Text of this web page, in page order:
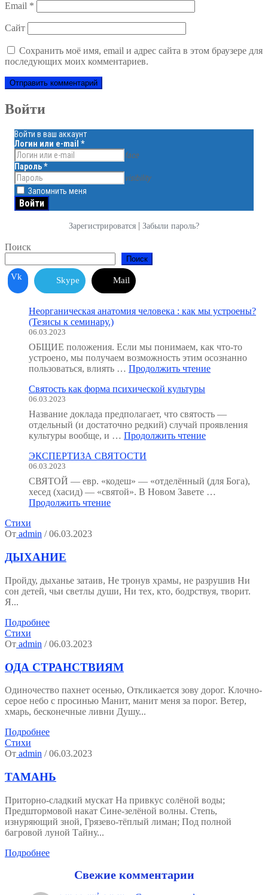
Email *
Сайт
Сохранить моё имя, email и адрес сайта в этом браузере для
последующих моих комментариев.
Войти
Войти в ваш аккаунт
Логин или e-mail *
face
Пароль*
visibility
Запомнить меня
Зарегистрироватся | Забыли пароль?
Поиск
Поиск
Vk Skype Mail
Неорганическая анатомия человека : как мы устроены?
(Тезисы к семинару.)
06.03.2023
ОБЩИЕ положения. Если мы понимаем, как что-то
устроено, мы получаем возможность этим осознанно
пользоваться, влиять … Продолжить чтение
как
мы
Святость как форма психической культуры
06.03.2023
Название доклада предполагает, что святость —
отдельный (и достаточно редкий) случай проявления
культуры вообще, и … Продолжить чтение"Святость
культуры"
ЭКСПЕРТИЗА СВЯТОСТИ
06.03.2023
СВЯТОЙ — евр. «кодеш» — «отделённый (для Бога),
хесед (хасид) — «святой». В Новом Завете …
Продолжить чтение"ЭКСПЕРТИЗА
Стихи
От admin / 06.03.2023
ДЫХАНИЕ
Пройду, дыханье затаив, Не тронув храмы, не разрушив Ни
сон детей, чьи светлы души, Ни тех, кто, бодрствуя, творит.
Я...
Подробнее
Стихи
От admin / 06.03.2023
ОДА СТРАНСТВИЯМ
Одиночество пахнет осенью, Откликается зову дорог. Клочно-
серое небо с просинью Манит, манит меня за порог. Ветер,
хмарь, бесконечные ливни Душу...
Подробнее
Стихи
От admin / 06.03.2023
ТАМАНЬ
Приторно-сладкий мускат На привкус солёной воды;
Предштормовой накат Сине-зелёной волны. Степь,
изнуряющий зной, Грязево-тёплый лиман; Под полной
багровой луной Тайну...
Подробнее
Свежие комментарии